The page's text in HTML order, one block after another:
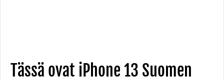
Tässä ovat iPhone 13 Suomen